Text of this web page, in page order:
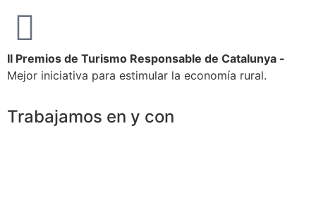
II Premios de Turismo Responsable de Catalunya -
Mejor iniciativa para estimular la economía rural.
Trabajamos en y con